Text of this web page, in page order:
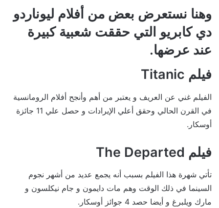
وهنا نستعرض بعض من أفلام ليوناردو
دي كابريو التي حققت شعبية كبيرة
عند عرضها.
فيلم Titanic
الفيلم غني عن العريف و يعتبر من أهم وأنجح أفلام الرومانسية
في القرن الحالي وحقق أعلي الإيرادات و حصل علي 11 جائزة
أوسكار.
فيلم The Departed
تأتي شهرة هذا الفيلم بسبب أنه يجمع عديد من أشهر نجوم
السينما في ذلك الوقت وهم مات دايمون و جام نيكلسون و
مارك ويلبرغ و أيضا حصد 4 جوائز أوسكار.